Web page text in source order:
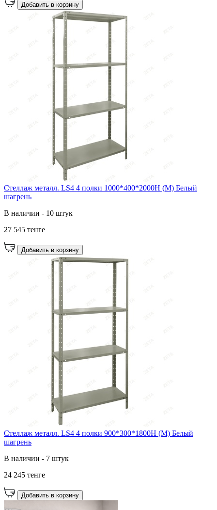
Добавить в корзину
Стеллаж металл. LS4 4 полки 1000*400*2000H (М) Белый
шагрень
В наличии - 10 штук
27 545 тенге
Добавить в корзину
Стеллаж металл. LS4 4 полки 900*300*1800H (М) Белый
шагрень
В наличии - 7 штук
24 245 тенге
Добавить в корзину